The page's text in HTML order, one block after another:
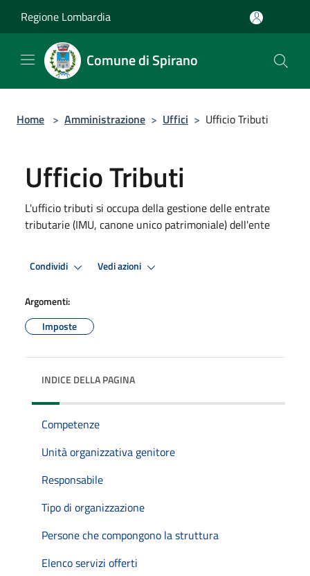
Regione Lombardia
Comune di Spirano
Home > Amministrazione > Uffici > Ufficio Tributi
Ufficio Tributi
L'ufficio tributi si occupa della gestione delle entrate
tributarie (IMU, canone unico patrimoniale) dell'ente
Condividi Vedi azioni
Argomenti:
Imposte
INDICE DELLA PAGINA
Competenze
Unità organizzativa genitore
Responsabile
Tipo di organizzazione
Persone che compongono la struttura
Elenco servizi offerti